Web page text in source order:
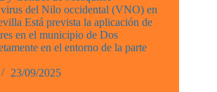
virus del Nilo occidental (VNO) en
Está prevista la aplicación de
en el municipio de Dos
en el entorno de la parte
23/09/2025